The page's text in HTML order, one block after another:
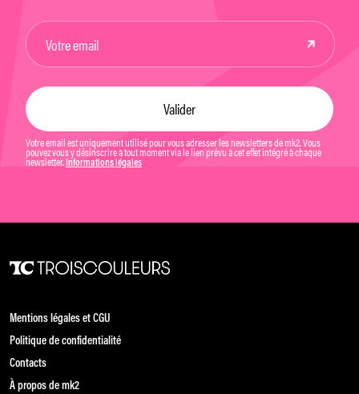
Votre email est uniquement utilisé pour vous adresser les newsletters de mk2. Vous
pouvez vous y désinscrire à tout moment via le lien prévu à cet effet intégré à chaque
newsletter. Informations légales
Mentions légales et CGU
Politique de confidentialité
Contacts
À propos de mk2